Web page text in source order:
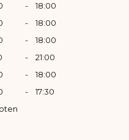
-
18:00
-
18:00
-
18:00
-
21:00
-
18:00
-
17:30